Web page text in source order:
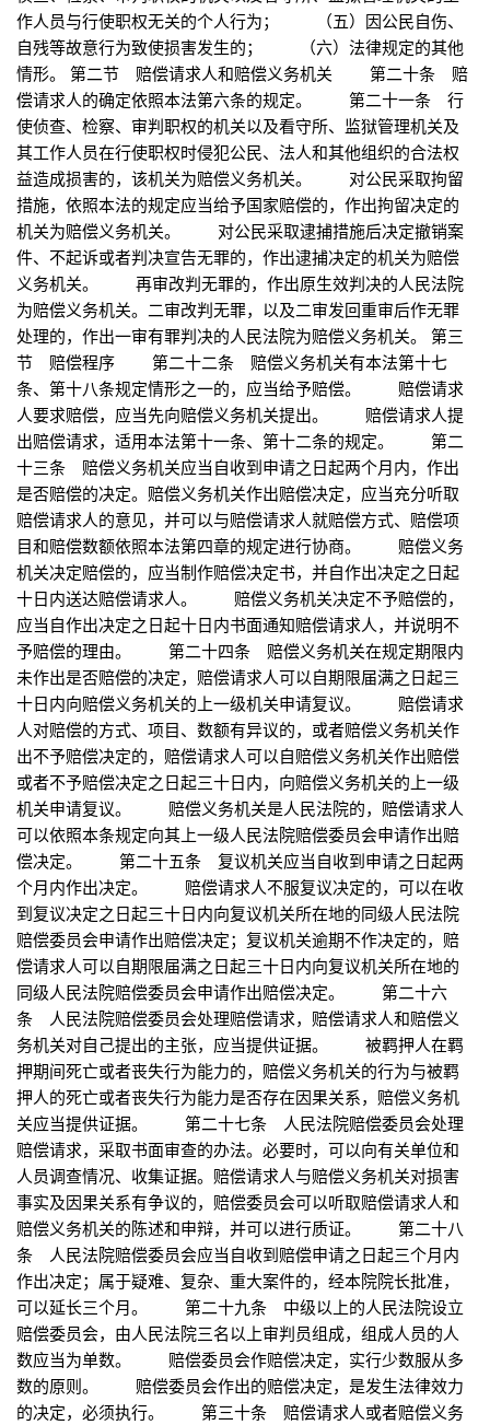
作人员与行使职权无关的个人行为； （五）因公民自伤、
自残等故意行为致使损害发生的； （六）法律规定的其他
情形。 第二节 赔偿请求人和赔偿义务机关 第二十条 赔
偿请求人的确定依照本法第六条的规定。 第二十一条 行
使侦查、检察、审判职权的机关以及看守所、监狱管理机关及
其工作人员在行使职权时侵犯公民、法人和其他组织的合法权
益造成损害的，该机关为赔偿义务机关。 对公民采取拘留
措施，依照本法的规定应当给予国家赔偿的，作出拘留决定的
机关为赔偿义务机关。 对公民采取逮捕措施后决定撤销案
件、不起诉或者判决宣告无罪的，作出逮捕决定的机关为赔偿
义务机关。 再审改判无罪的，作出原生效判决的人民法院
为赔偿义务机关。二审改判无罪，以及二审发回重审后作无罪
处理的，作出一审有罪判决的人民法院为赔偿义务机关。 第三
节 赔偿程序 第二十二条 赔偿义务机关有本法第十七
条、第十八条规定情形之一的，应当给予赔偿。 赔偿请求
人要求赔偿，应当先向赔偿义务机关提出。 赔偿请求人提
出赔偿请求，适用本法第十一条、第十二条的规定。 第二
十三条 赔偿义务机关应当自收到申请之日起两个月内，作出
是否赔偿的决定。赔偿义务机关作出赔偿决定，应当充分听取
赔偿请求人的意见，并可以与赔偿请求人就赔偿方式、赔偿项
目和赔偿数额依照本法第四章的规定进行协商。 赔偿义务
机关决定赔偿的，应当制作赔偿决定书，并自作出决定之日起
十日内送达赔偿请求人。 赔偿义务机关决定不予赔偿的，
应当自作出决定之日起十日内书面通知赔偿请求人，并说明不
予赔偿的理由。 第二十四条 赔偿义务机关在规定期限内
未作出是否赔偿的决定，赔偿请求人可以自期限届满之日起三
十日内向赔偿义务机关的上一级机关申请复议。 赔偿请求
人对赔偿的方式、项目、数额有异议的，或者赔偿义务机关作
出不予赔偿决定的，赔偿请求人可以自赔偿义务机关作出赔偿
或者不予赔偿决定之日起三十日内，向赔偿义务机关的上一级
机关申请复议。 赔偿义务机关是人民法院的，赔偿请求人
可以依照本条规定向其上一级人民法院赔偿委员会申请作出赔
偿决定。 第二十五条 复议机关应当自收到申请之日起两
个月内作出决定。 赔偿请求人不服复议决定的，可以在收
到复议决定之日起三十日内向复议机关所在地的同级人民法院
赔偿委员会申请作出赔偿决定；复议机关逾期不作决定的，赔
偿请求人可以自期限届满之日起三十日内向复议机关所在地的
同级人民法院赔偿委员会申请作出赔偿决定。 第二十六
条 人民法院赔偿委员会处理赔偿请求，赔偿请求人和赔偿义
务机关对自己提出的主张，应当提供证据。 被羁押人在羁
押期间死亡或者丧失行为能力的，赔偿义务机关的行为与被羁
押人的死亡或者丧失行为能力是否存在因果关系，赔偿义务机
关应当提供证据。 第二十七条 人民法院赔偿委员会处理
赔偿请求，采取书面审查的办法。必要时，可以向有关单位和
人员调查情况、收集证据。赔偿请求人与赔偿义务机关对损害
事实及因果关系有争议的，赔偿委员会可以听取赔偿请求人和
赔偿义务机关的陈述和申辩，并可以进行质证。 第二十八
条 人民法院赔偿委员会应当自收到赔偿申请之日起三个月内
作出决定；属于疑难、复杂、重大案件的，经本院院长批准，
可以延长三个月。 第二十九条 中级以上的人民法院设立
赔偿委员会，由人民法院三名以上审判员组成，组成人员的人
数应当为单数。 赔偿委员会作赔偿决定，实行少数服从多
数的原则。 赔偿委员会作出的赔偿决定，是发生法律效力
的决定，必须执行。 第三十条 赔偿请求人或者赔偿义务